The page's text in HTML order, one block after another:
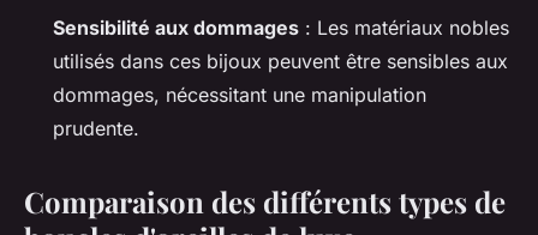
Sensibilité aux dommages : Les matériaux nobles
utilisés dans ces bijoux peuvent être sensibles aux
dommages, nécessitant une manipulation
prudente.
Comparaison des différents types de